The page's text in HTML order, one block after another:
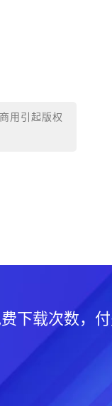
用引起版权
下载次数，